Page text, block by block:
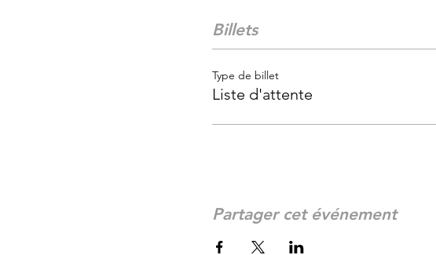
Billets
Type de billet
Liste d'attente
Partager cet événement